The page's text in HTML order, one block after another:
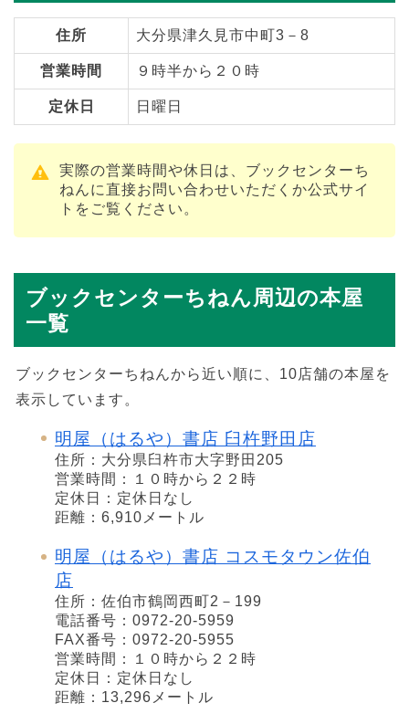
住所 大分県津久見市中町3－8
営業時間 ９時半から２０時
定休日 日曜日
実際の営業時間や休日は、ブックセンターち
ねんに直接お問い合わせいただくか公式サイ
トをご覧ください。
ブックセンターちねん周辺の本屋
一覧
ブックセンターちねんから近い順に、10店舗の本屋を
表示しています。
明屋（はるや）書店 臼杵野田店
住所：大分県臼杵市大字野田205
営業時間：１０時から２２時
定休日：定休日なし
距離：6,910メートル
明屋（はるや）書店 コスモタウン佐伯
店
住所：佐伯市鶴岡西町2－199
電話番号：0972-20-5959
FAX番号：0972-20-5955
営業時間：１０時から２２時
定休日：定休日なし
距離：13,296メートル